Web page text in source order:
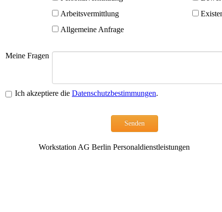
Arbeitsvermittlung
Allgemeine Anfrage
Meine Fragen
Ich akzeptiere die Datenschutzbestimmungen.
Senden
Workstation AG Berlin Personaldienstleistungen